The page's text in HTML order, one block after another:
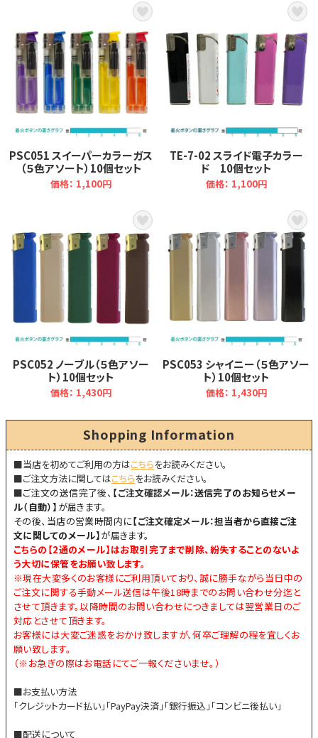
PSC051 スイーパーカラーガス
（５色アソート）10個セット
価格： 1,100円
TE-7-02 スライド電子カラー
ド 10個セット
価格： 1,100円
PSC052 ノーブル（５色アソー
ト）10個セット
価格： 1,430円
PSC053 シャイニー（５色アソー
ト）10個セット
価格： 1,430円
Shopping Information
■当店を初めてご利用の方はこちらをお読みください。
■ご注文方法に関してはこちらをお読みください。
■ご注文の送信完了後、 【ご注文確認メール：送信完了のお知らせメー
ル（自動）】 が届きます。
その後、当店の営業時間内に【ご注文確定メール：担当者から直接ご注
文に関してのメール】が届きます。
こちらの【2通のメール】はお取引完了まで削除、紛失することのないよ
う大切に保管をお願い致します。
※現在大変多くのお客様にご利用頂いており、誠に勝手ながら当日中の
ご注文に関する手動メール送信は午後18時までのお問い合わせ分迄と
させて頂きます。以降時間のお問い合わせにつきましては翌営業日のご
対応とさせて頂きます。
お客様には大変ご迷惑をおかけ致しますが、何卒ご理解の程を宜しくお
願い致します。
（※お急ぎの際はお電話にてご一報くださいませ。）
■お支払い方法
「クレジットカード払い」「PayPay決済」「銀行振込」「コンビニ後払い」
■配送について